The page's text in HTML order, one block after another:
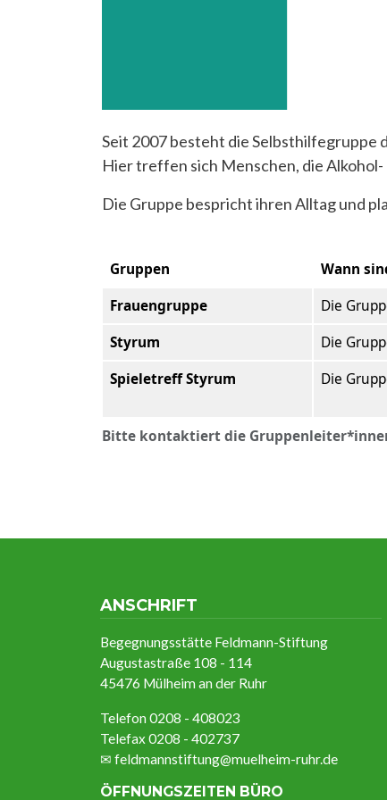
Seit 2007 besteht die Selbsthilfegruppe
Hier treffen sich Menschen, die
Die Gruppe bespricht ihren Alltag und
Bitte kontaktiert die
Gruppen Wann
Frauengruppe
Die
Styrum
Die
Spieletreff Styrum
Die
ANSCHRIFT
Begegnungsstätte Feldmann-Stiftung
Augustastraße 108 - 114
45476 Mülheim an der Ruhr
Telefon 0208 - 408023
Telefax 0208 - 402737
✉ feldmannstiftung@muelheim-ruhr.de
ÖFFNUNGSZEITEN BÜRO